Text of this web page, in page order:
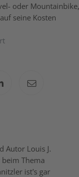
oder
seine Kosten
Autor Louis J.
Thema
ist’s gar